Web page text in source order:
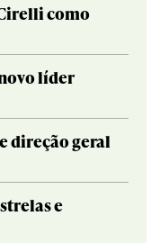
como
líder
direção geral
e